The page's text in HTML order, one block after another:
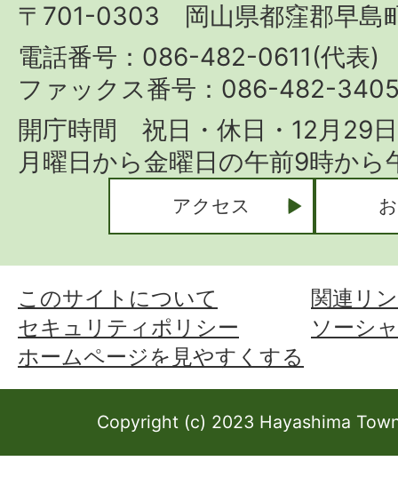
Hayashima
Town
〒701-0303 岡山県都窪郡早島
電話番号：086-482-0611(代表)
ファックス番号：086-482-
開庁時間 祝日・休日・12月29
月曜日から金曜日の午前9時か
アクセス
このサイトについて
関連リ
セキュリティポリシー
ソーシ
ホームページを見やすくする
Copyright (c) 2023 Hayashima